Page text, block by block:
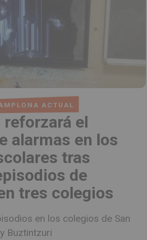
ACTUAL
reforzará el
alarmas en los
tras
de
tres colegios
en los colegios de San
Buztintzuri